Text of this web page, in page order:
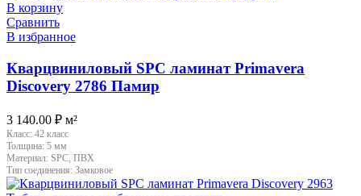
В корзину
Сравнить
В избранное
Кварцвиниловый SPC ламинат Primavera
Discovery 2786 Памир
3 140.00 ₽ м²
Класс: 42 класс
Толщина: 5 мм
Материал: SPC, ПВХ
Тип соединения: Замковое